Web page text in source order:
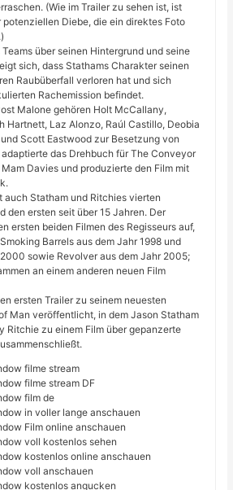
(Wie im Trailer zu sehen ist, ist
potenziellen Diebe, die ein direktes Foto
über seinen Hintergrund und seine
sich, dass Stathams Charakter seinen
Raubüberfall verloren hat und sich
Rachemission befindet.
Malone gehören Holt McCallany,
Hartnett, Laz Alonzo, Raúl Castillo, Deobia
Scott Eastwood zur Besetzung von
das Drehbuch für The Conveyor
Davies und produzierte den Film mit
auch Statham und Ritchies vierten
den ersten seit über 15 Jahren. Der
ersten beiden Filmen des Regisseurs auf,
Barrels aus dem Jahr 1998 und
sowie Revolver aus dem Jahr 2005;
an einem anderen neuen Film
ersten Trailer zu seinem neuesten
Man veröffentlicht, in dem Jason Statham
Ritchie zu einem Film über gepanzerte
filme stream
filme stream DF
film de
in voller lange anschauen
Film online anschauen
voll kostenlos sehen
kostenlos online anschauen
voll anschauen
kostenlos angucken